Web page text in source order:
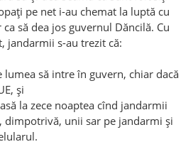
pe net i-au chemat la luptă cu
să dea jos guvernul Dăncilă. Cu
jandarmii s-au trezit că:
lumea să intre în guvern, chiar dacă
și
la zece noaptea cînd jandarmii
dimpotrivă, unii sar pe jandarmi și